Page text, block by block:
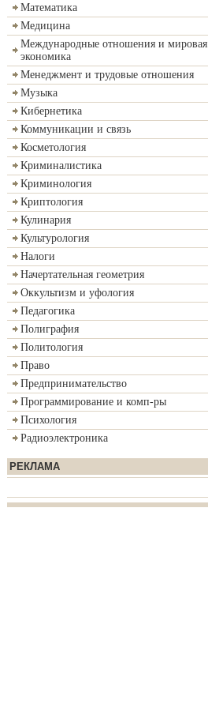
Математика
Медицина
Международные отношения и мировая
экономика
Менеджмент и трудовые отношения
Музыка
Кибернетика
Коммуникации и связь
Косметология
Криминалистика
Криминология
Криптология
Кулинария
Культурология
Налоги
Начертательная геометрия
Оккультизм и уфология
Педагогика
Полиграфия
Политология
Право
Предпринимательство
Программирование и комп-ры
Психология
Радиоэлектроника
РЕКЛАМА